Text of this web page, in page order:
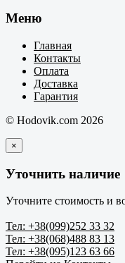
Меню
Главная
Контакты
Оплата
Доставка
Гарантия
© Hodovik.com 2026
×
Уточнить наличие
Уточните стоимость и
Тел: +38(099)252 33 32
Тел: +38(068)488 83 13
Тел: +38(095)123 63 66